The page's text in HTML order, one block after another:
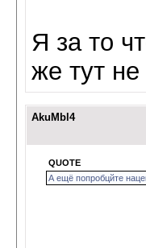
Я за то
же тут
AkuMbl4
QUOTE
А ещё попробцйте